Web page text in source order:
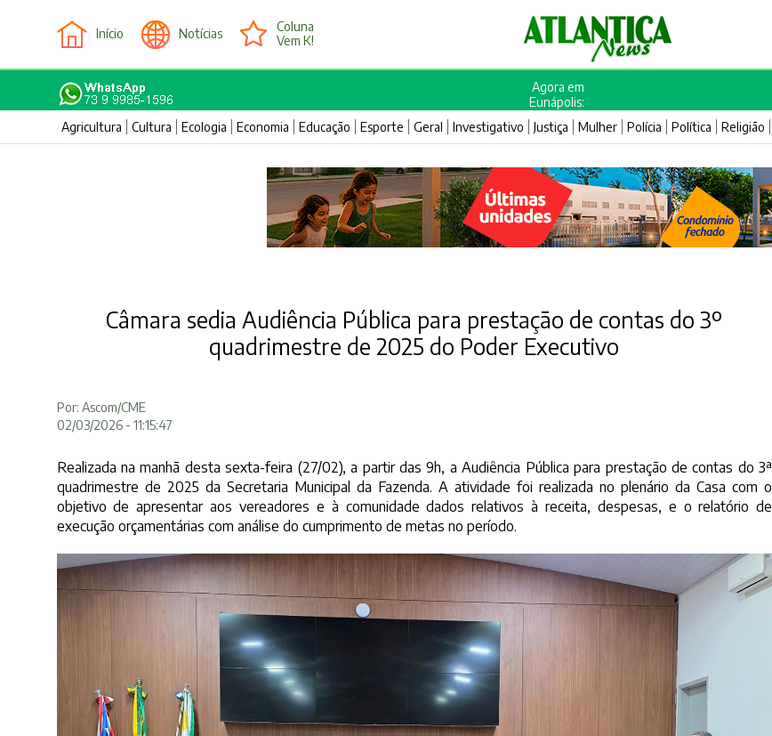
Início Notícias
Coluna
Vem K!
Agora em
Eunápolis:
Agricultura
Cultura Ecologia Economia Educação Esporte Geral Investigativo Justiça Mulher Polícia Política Religião
Câmara sedia Audiência Pública para prestação de contas do 3º
quadrimestre de 2025 do Poder Executivo
Por: Ascom/CME
02/03/2026 - 11:15:47
Realizada na manhã desta sexta-feira (27/02), a partir das 9h, a Audiência Pública para prestação de contas do 3ª
quadrimestre de 2025 da Secretaria Municipal da Fazenda. A atividade foi realizada no plenário da Casa com o
objetivo de apresentar aos vereadores e à comunidade dados relativos à receita, despesas, e o relatório de
execução orçamentárias com análise do cumprimento de metas no período.